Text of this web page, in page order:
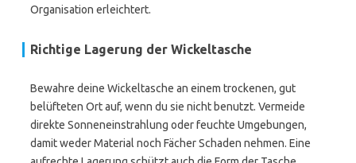
Organisation erleichtert.
Richtige Lagerung der Wickeltasche
Bewahre deine Wickeltasche an einem trockenen, gut
belüfteten Ort auf, wenn du sie nicht benutzt. Vermeide
direkte Sonneneinstrahlung oder feuchte Umgebungen,
damit weder Material noch Fächer Schaden nehmen. Eine